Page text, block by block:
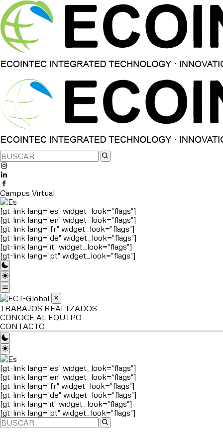
Campus Virtual
[gt-link lang="es" widget_look="flags"]
[gt-link lang="en" widget_look="flags"]
[gt-link lang="fr" widget_look="flags"]
[gt-link lang="de" widget_look="flags"]
[gt-link lang="it" widget_look="flags"]
[gt-link lang="pt" widget_look="flags"]
TRABAJOS REALIZADOS
CONOCE AL EQUIPO
CONTACTO
[gt-link lang="es" widget_look="flags"]
[gt-link lang="en" widget_look="flags"]
[gt-link lang="fr" widget_look="flags"]
[gt-link lang="de" widget_look="flags"]
[gt-link lang="it" widget_look="flags"]
[gt-link lang="pt" widget_look="flags"]